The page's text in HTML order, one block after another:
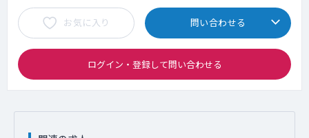
お気に入り 問い合わせる
ログイン・登録して問い合わせる